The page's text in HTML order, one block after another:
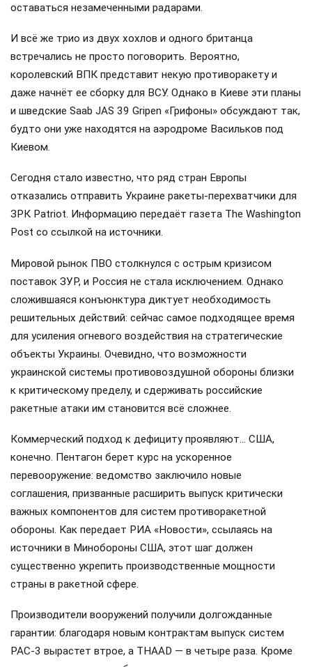
оставаться незамеченными радарами.
И всё же трио из двух хохлов и одного британца
встречались не просто поговорить. Вероятно,
королевский ВПК представит некую противоракету и
даже начнёт ее сборку для ВСУ. Однако в Киеве эти планы
и шведские Saab JAS 39 Gripen «Грифоны» обсуждают так,
будто они уже находятся на аэродроме Васильков под
Киевом.
Сегодня стало известно, что ряд стран Европы
отказались отправить Украине ракеты-перехватчики для
ЗРК Patriot. Информацию передаёт газета The Washington
Post со ссылкой на источники.
Мировой рынок ПВО столкнулся с острым кризисом
поставок ЗУР, и Россия не стала исключением. Однако
сложившаяся конъюнктура диктует необходимость
решительных действий: сейчас самое подходящее время
для усиления огневого воздействия на стратегические
объекты Украины. Очевидно, что возможности
украинской системы противовоздушной обороны близки
к критическому пределу, и сдерживать российские
ракетные атаки им становится всё сложнее.
Коммерческий подход к дефициту проявляют… США,
конечно. Пентагон берет курс на ускоренное
перевооружение: ведомство заключило новые
соглашения, призванные расширить выпуск критически
важных компонентов для систем противоракетной
обороны. Как передает РИА «Новости», ссылаясь на
источники в Минобороны США, этот шаг должен
существенно укрепить производственные мощности
страны в ракетной сфере.
Производители вооружений получили долгожданные
гарантии: благодаря новым контрактам выпуск систем
PAC-3 вырастет втрое, а THAAD — в четыре раза. Кроме